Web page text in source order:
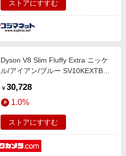
ストアにすすむ
Dyson V8 Slim Fluffy Extra ニッケ
ル/アイアン/ブルー SV10KEXTBU
￥ 30,728
1.0%
ストアにすすむ